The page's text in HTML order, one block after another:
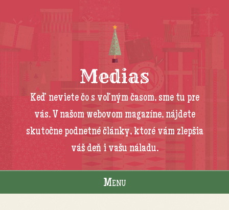
Medias
Keď neviete čo s voľným časom, sme tu pre
vás. V našom webovom magazíne, nájdete
skutočne podnetné články, ktoré vám zlepšia
váš deň i vašu náladu.
Menu